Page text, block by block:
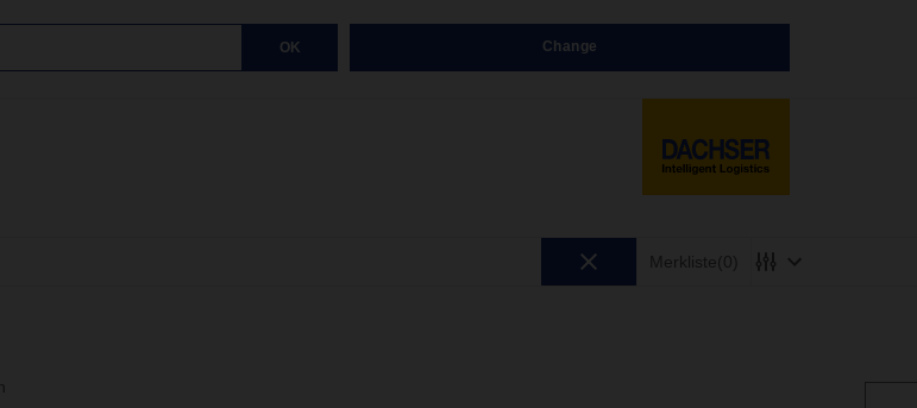
OK Change
Merkliste(0)